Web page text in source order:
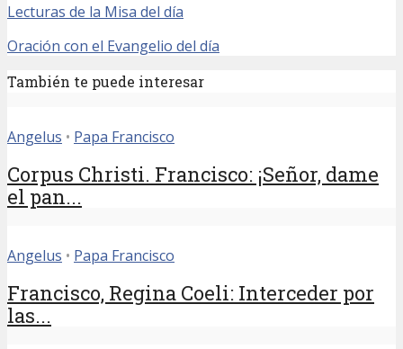
Lecturas de la Misa del día
Oración con el Evangelio del día
También te puede interesar
Angelus • Papa Francisco
Corpus Christi. Francisco: ¡Señor, dame
el pan...
Angelus • Papa Francisco
Francisco, Regina Coeli: Interceder por
las...